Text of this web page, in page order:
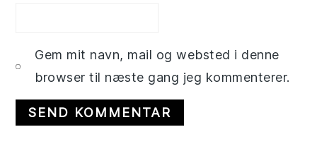
Gem mit navn, mail og websted i denne
browser til næste gang jeg kommenterer.